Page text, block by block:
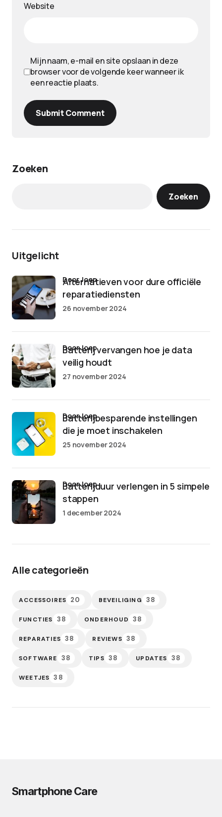
Website
Mijn naam, e-mail en site opslaan in deze
browser voor de volgende keer wanneer ik
een reactie plaats.
Submit Comment
Zoeken
Zoeken
Uitgelicht
Alternatieven voor dure officiële
reparatiediensten
door Joep
26 november 2024
Batterij vervangen hoe je data
veilig houdt
door Joep
27 november 2024
Batterijbesparende instellingen
die je moet inschakelen
door Joep
25 november 2024
Batterijduur verlengen in 5 simpele
stappen
door Joep
1 december 2024
Alle categorieën
ACCESSOIRES 20 BEVEILIGING 38
FUNCTIES 38 ONDERHOUD 38
REPARATIES 38 REVIEWS 38
SOFTWARE 38 TIPS 38 UPDATES 38
WEETJES 38
Smartphone Care